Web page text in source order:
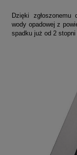
Dzięki zgłoszonemu
wody opadowej z
spadku już od 2